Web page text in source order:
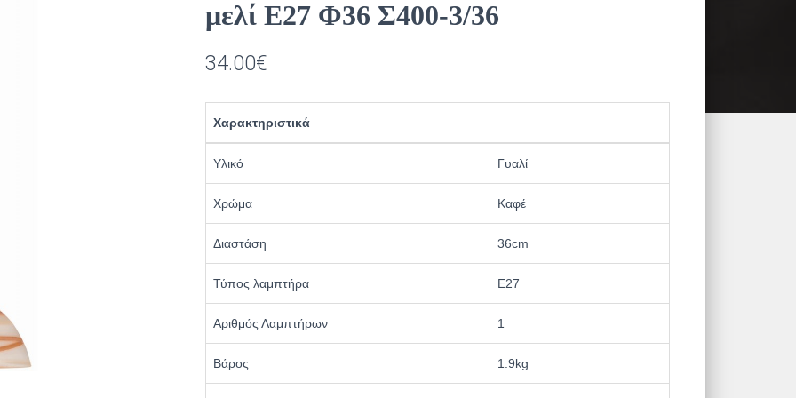
μελί Ε27 Φ36 Σ400-3/36
34.00€
Χαρακτηριστικά
Υλικό Γυαλί
Χρώμα Καφέ
Διαστάση 36cm
Τύπος λαμπτήρα Ε27
Αριθμός Λαμπτήρων 1
Βάρος 1.9kg